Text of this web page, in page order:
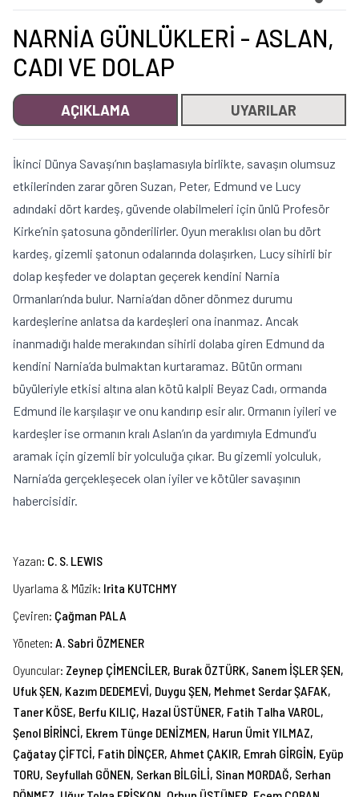
NARNİA GÜNLÜKLERİ - ASLAN,
CADI VE DOLAP
AÇIKLAMA UYARILAR
İkinci Dünya Savaşı’nın başlamasıyla birlikte, savaşın olumsuz
etkilerinden zarar gören Suzan, Peter, Edmund ve Lucy
adındaki dört kardeş, güvende olabilmeleri için ünlü Profesör
Kirke’nin şatosuna gönderilirler. Oyun meraklısı olan bu dört
kardeş, gizemli şatonun odalarında dolaşırken, Lucy sihirli bir
dolap keşfeder ve dolaptan geçerek kendini Narnia
Ormanları’nda bulur. Narnia’dan döner dönmez durumu
kardeşlerine anlatsa da kardeşleri ona inanmaz. Ancak
inanmadığı halde merakından sihirli dolaba giren Edmund da
kendini Narnia’da bulmaktan kurtaramaz. Bütün ormanı
büyüleriyle etkisi altına alan kötü kalpli Beyaz Cadı, ormanda
Edmund ile karşılaşır ve onu kandırıp esir alır. Ormanın iyileri ve
kardeşler ise ormanın kralı Aslan’ın da yardımıyla Edmund’u
aramak için gizemli bir yolculuğa çıkar. Bu gizemli yolculuk,
Narnia’da gerçekleşecek olan iyiler ve kötüler savaşının
habercisidir.
Yazan: C. S. LEWIS
Uyarlama & Müzik: Irita KUTCHMY
Çeviren: Çağman PALA
Yöneten: A. Sabri ÖZMENER
Oyuncular: Zeynep ÇİMENCİLER, Burak ÖZTÜRK, Sanem İŞLER ŞEN,
Ufuk ŞEN, Kazım DEDEMEVİ, Duygu ŞEN, Mehmet Serdar ŞAFAK,
Taner KÖSE, Berfu KILIÇ, Hazal ÜSTÜNER, Fatih Talha VAROL,
Şenol BİRİNCİ, Ekrem Tünge DENİZMEN, Harun Ümit YILMAZ,
Çağatay ÇİFTCİ, Fatih DİNÇER, Ahmet ÇAKIR, Emrah GİRGİN, Eyüp
TORU, Seyfullah GÖNEN, Serkan BİLGİLİ, Sinan MORDAĞ, Serhan